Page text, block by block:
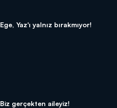
Ege, Yaz'ı yalnız bırakmıyor!
Biz gerçekten aileyiz!